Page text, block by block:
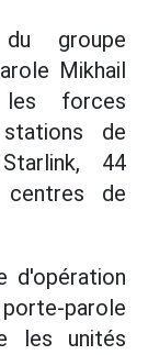
groupe
Mikhail
forces
de
44
de
d'opération
parole
les unités